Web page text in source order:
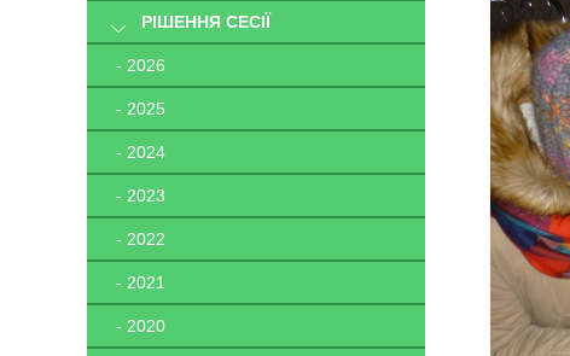
РІШЕННЯ СЕСІЇ
- 2026
- 2025
- 2024
- 2023
- 2022
- 2021
- 2020